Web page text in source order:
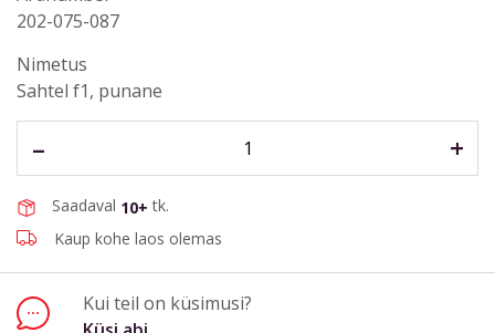
202-075-087
Nimetus
Sahtel f1, punane
– +
Saadaval 10+ tk.
Kaup kohe laos olemas
Kui teil on küsimusi?